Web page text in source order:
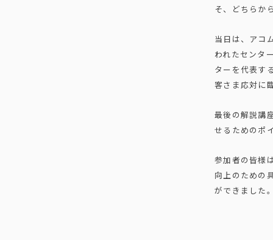
そ、どちらか
当日は、アコ
われたセンタ
ターを代表す
客さま応対に
最後の解説講
せるためのポ
参加者の皆様
向上のための
ができました